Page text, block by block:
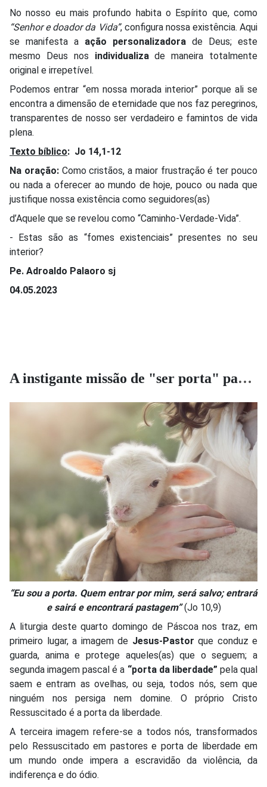
No nosso eu mais profundo habita o Espírito que, como
“Senhor e doador da Vida”, configura nossa existência. Aqui
se manifesta a ação personalizadora de Deus; este
mesmo Deus nos individualizade maneira totalmente
original e irrepetível.
Podemos entrar “em nossa morada interior” porque ali se
encontra a dimensão de eternidade que nos faz peregrinos,
transparentes de nosso ser verdadeiro e famintos de vida
plena.
Texto bíblico: Jo 14,1-12
Na oração:Como cristãos, a maior frustração é ter pouco
ou nada a oferecer ao mundo de hoje, pouco ou nada que
justifique nossa existência como seguidores(as)
d’Aquele que se revelou como “Caminho-Verdade-Vida”.
- Estas são as “fomes existenciais” presentes no seu
interior?
Pe. Adroaldo Palaoro sj
04.05.2023
A instigante missão de "ser porta" para os outros
“Eu sou a porta. Quem entrar por mim, será salvo; entrará
e sairá e encontrará pastagem”(Jo 10,9)
A liturgia deste quarto domingo de Páscoa nos traz, em
primeiro lugar, a imagem de Jesus-Pastor que conduz e
guarda, anima e protege aqueles(as) que o seguem; a
segunda imagem pascal é a “porta da liberdade” pela qual
saem e entram as ovelhas, ou seja, todos nós, sem que
ninguém nos persiga nem domine. O próprio Cristo
Ressuscitado é a porta da liberdade.
A terceira imagem refere-se a todos nós, transformados
pelo Ressuscitado em pastores e porta de liberdade em
um mundo onde impera a escravidão da violência, da
indiferença e do ódio.